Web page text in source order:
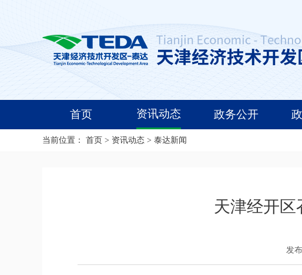
首页 资讯动态 政务公开
当前位置： 首页 > 资讯动态 > 泰达新闻
天津经开
发